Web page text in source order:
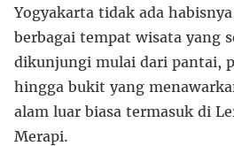
Yogyakarta tidak ada
berbagai tempat wisata yang
dikunjungi mulai dari pantai,
hingga bukit yang
alam luar biasa termasuk di
Merapi.